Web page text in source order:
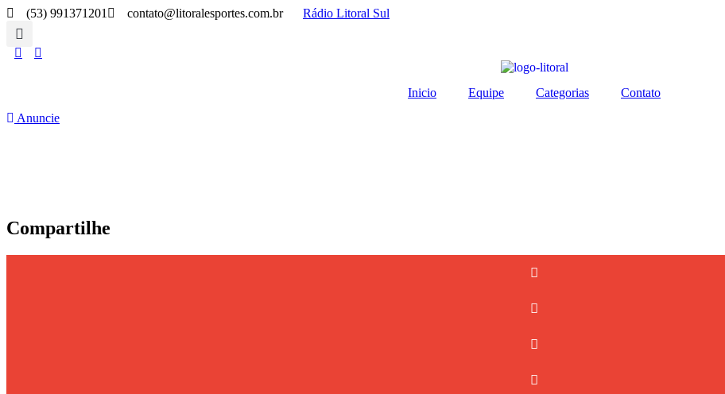
(53) 991371201 contato@litoralesportes.com.br Rádio Litoral Sul
Inicio Equipe Categorias
Contato
Anuncie
Compartilhe